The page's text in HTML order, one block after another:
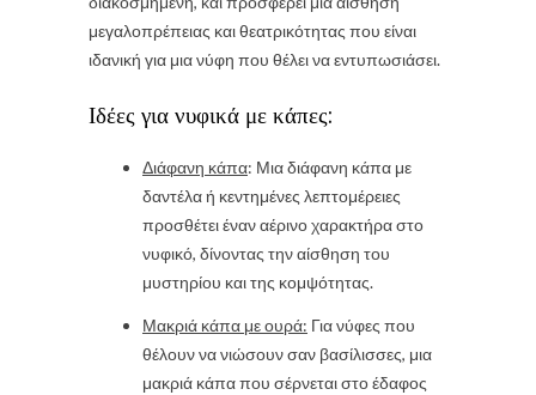
μεγαλοπρέπειας και θεατρικότητας που είναι
ιδανική για μια νύφη που θέλει να εντυπωσιάσει.
Ιδέες για νυφικά με κάπες:
Διάφανη κάπα: Μια διάφανη κάπα με
δαντέλα ή κεντημένες λεπτομέρειες
προσθέτει έναν αέρινο χαρακτήρα στο
νυφικό, δίνοντας την αίσθηση του
μυστηρίου και της κομψότητας.
Μακριά κάπα με ουρά: Για νύφες που
θέλουν να νιώσουν σαν βασίλισσες, μια
μακριά κάπα που σέρνεται στο έδαφος